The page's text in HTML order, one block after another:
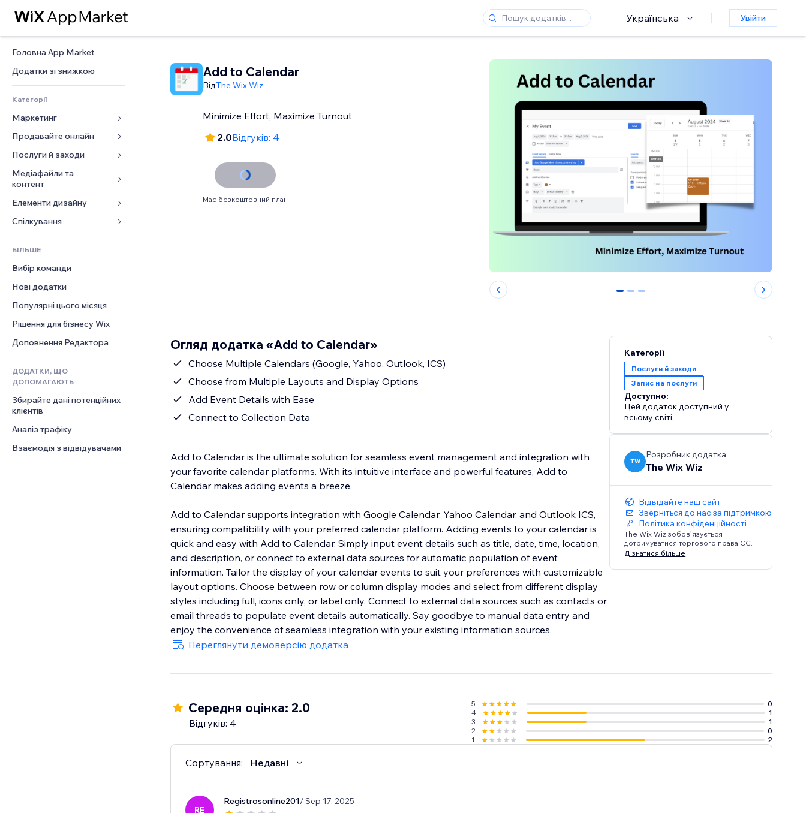
Українська Увійти
Головна App Market
Додатки зі знижкою
Категорії
Маркетинг
Реклама
Мобільний
Аналітика
Соцмережі
SEO
Залучення
Розміщення сайту
Ел. пошта
Конверсія
Продавайте онлайн
Додатки для магазинів
Надсилання та доставка
Кнопки продажу
Онлайн‑курси
Друк на замовлення
Бухгалтерський облік
Купони й лояльність
Рішення для складів
Дропшипінг
Тарифні плани й підписки
Краудфандинг
Їжа та напої
Послуги й заходи
Готелі
Заходи
Ресторани
Нерухомість
Медіафайли та
контент
Галерея
Музика
Подкасти
Фотографія
Відео
PDF
Обмін файлами
Новини
Елементи дизайну
Карти й навігація
Конфіденційність і безпека
Годинник
Шаблони сторінок
Ефекти зображення
Кнопки та меню
Банери та бейджі
Калькулятори
Пошук
Погода
Графіки й таблиці
Форми
Опитування
Чат
Коментарі
Телефон
Спільнота
Відгуки
CRM
БІЛЬШЕ
Вибір команди
Нові додатки
Популярні цього місяця
Рішення для бізнесу Wix
Доповнення Редактора
ДОДАТКИ, ЩО
ДОПОМАГАЮТЬ
Збирайте дані потенційних
клієнтів
Аналіз трафіку
Взаємодія з відвідувачами
Add to Calendar
ВідThe Wix Wiz
Minimize Effort, Maximize Turnout
2.0Відгуків: 4
Має безкоштовний план
0 1 2
Огляд додатка «Add to Calendar»
Choose Multiple Calendars (Google, Yahoo, Outlook, ICS)
Choose from Multiple Layouts and Display Options
Add Event Details with Ease
Connect to Collection Data
Add to Calendar is the ultimate solution for seamless event management and integration with
your favorite calendar platforms. With its intuitive interface and powerful features, Add to
Calendar makes adding events a breeze.
Add to Calendar supports integration with Google Calendar, Yahoo Calendar, and Outlook ICS,
ensuring compatibility with your preferred calendar platform. Adding events to your calendar is
quick and easy with Add to Calendar. Simply input event details such as title, date, time, location,
and description, or connect to external data sources for automatic population of event
information. Tailor the display of your calendar events to suit your preferences with customizable
layout options. Choose between row or column display modes and select from different display
styles including full, icons only, or label only. Connect to external data sources such as contacts or
email threads to populate event details automatically. Say goodbye to manual data entry and
enjoy the convenience of seamless integration with your existing information sources.
Переглянути демоверсію додатка
Категорії
Послуги й заходи
Запис на послуги
Доступно:
Цей додаток доступний у
всьому світі.
TW
Розробник додатка
The Wix Wiz
Відвідайте наш сайт
Зверніться до нас за підтримкою
Політика конфіденційності
The Wix Wiz зобов’язується
дотримуватися торгового права ЄС.
Дізнатися більше
Середня оцінка: 2.0
Відгуків: 4
5
0
4
1
3
1
2
0
1
2
Сортування: Недавні
RE
Registrosonline201/ Sep 17, 2025